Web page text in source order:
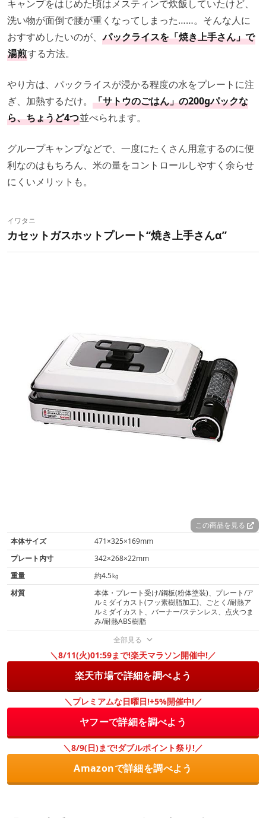
キャンプをはじめた頃はメスティンで炊飯していたけど、
洗い物が面倒で腰が重くなってしまった……。そんな人に
おすすめしたいのが、 パックライスを「焼き上手さん」で
湯煎する方法。
やり方は、パックライスが浸かる程度の水をプレートに注
ぎ、加熱するだけ。 「サトウのごはん」の200gパックな
ら、ちょうど4つ並べられます。
グループキャンプなどで、一度にたくさん用意するのに便
利なのはもちろん、米の量をコントロールしやすく余らせ
にくいメリットも。
イワタニ
カセットガスホットプレート“焼き上手さんα”
この商品を見る
本体サイズ
471×325×169mm
プレート内寸
342×268×22mm
重量
約4.5㎏
材質
本体・プレート受け/鋼板(粉体塗装)、プレート/ア
ルミダイカスト(フッ素樹脂加工)、ごとく/耐熱ア
ルミダイカスト、バーナー/ステンレス、点火つま
み/耐熱ABS樹脂
全部見る
＼8/11(火)01:59まで!楽天マラソン開催中!／
楽天市場で詳細を調べよう
＼プレミアムな日曜日!+5%開催中!／
ヤフーで詳細を調べよう
＼8/9(日)まで!ダブルポイント祭り!／
Amazonで詳細を調べよう